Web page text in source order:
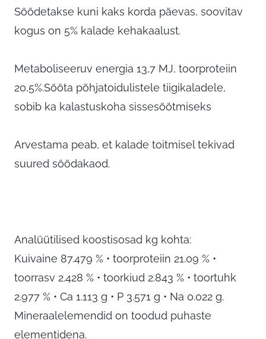
Söödetakse kuni kaks korda päevas, soovitav
kogus on 5% kalade kehakaalust.
Metaboliseeruv energia 13,7 MJ, toorproteiin
20,5%.Sööta põhjatoidulistele tiigikaladele,
sobib ka kalastuskoha sissesöötmiseks
Arvestama peab, et kalade toitmisel tekivad
suured söödakaod.
Analüütilised koostisosad kg kohta:
Kuivaine 87.479 % • toorproteiin 21.09 % •
toorrasv 2.428 % • toorkiud 2.843 % • toortuhk
2.977 % • Ca 1.113 g • P 3.571 g • Na 0.022 g.
Mineraalelemendid on toodud puhaste
elementidena.